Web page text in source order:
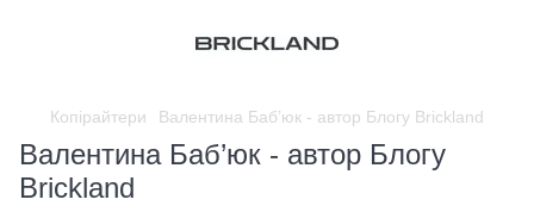
Копірайтери Валентина Баб’юк - автор Блогу Brickland
Валентина Баб’юк - автор Блогу
Brickland